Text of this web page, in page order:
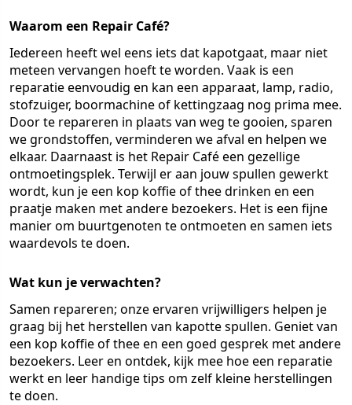
Waarom een Repair Café?
Iedereen heeft wel eens iets dat kapotgaat, maar niet
meteen vervangen hoeft te worden. Vaak is een
reparatie eenvoudig en kan een apparaat, lamp, radio,
stofzuiger, boormachine of kettingzaag nog prima mee.
Door te repareren in plaats van weg te gooien, sparen
we grondstoffen, verminderen we afval en helpen we
elkaar. Daarnaast is het Repair Café een gezellige
ontmoetingsplek. Terwijl er aan jouw spullen gewerkt
wordt, kun je een kop koffie of thee drinken en een
praatje maken met andere bezoekers. Het is een fijne
manier om buurtgenoten te ontmoeten en samen iets
waardevols te doen.
Wat kun je verwachten?
Samen repareren; onze ervaren vrijwilligers helpen je
graag bij het herstellen van kapotte spullen. Geniet van
een kop koffie of thee en een goed gesprek met andere
bezoekers. Leer en ontdek, kijk mee hoe een reparatie
werkt en leer handige tips om zelf kleine herstellingen
te doen.